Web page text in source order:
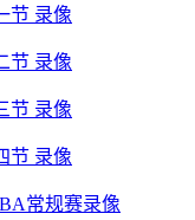
节 录像
节 录像
节 录像
节 录像
常规赛录像